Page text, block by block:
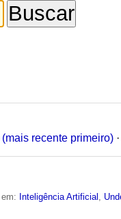
recente primeiro) ·
Inteligência Artificial